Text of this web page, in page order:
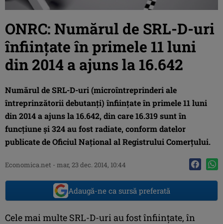
ONRC: Numărul de SRL-D-uri
înfiinţate în primele 11 luni
din 2014 a ajuns la 16.642
Numărul de SRL-D-uri (microîntreprinderi ale
întreprinzătorii debutanţi) înfiinţate în primele 11 luni
din 2014 a ajuns la 16.642, din care 16.319 sunt în
funcţiune şi 324 au fost radiate, conform datelor
publicate de Oficiul Naţional al Registrului Comerţului.
Economica.net - mar, 23 dec. 2014, 10:44
Adaugă-ne ca sursă preferată
Cele mai multe SRL-D-uri au fost înfiinţate, în